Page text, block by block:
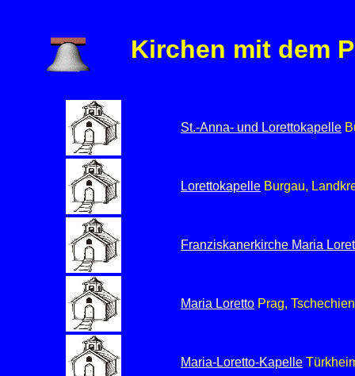
Kirchen mit dem
St.-Anna- und Lorettokapelle
Lorettokapelle Burgau,
Franziskanerkirche Maria
Maria Loretto Prag,
Maria-Loretto-Kapelle